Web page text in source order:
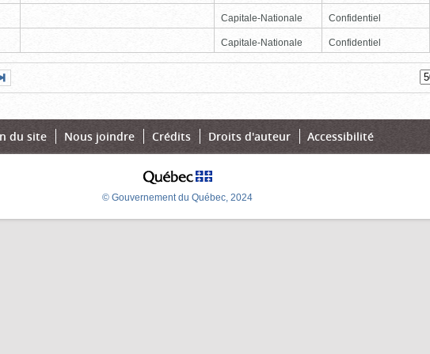
Capitale-Nationale Confidentiel
Capitale-Nationale Confidentiel
du site Nous joindre Crédits Droits d'auteur Accessibilité
© Gouvernement du Québec, 2024